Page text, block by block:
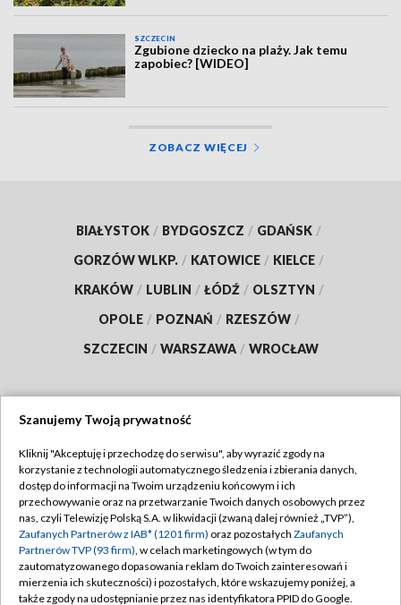
SZCZECIN
Zgubione dziecko na plaży. Jak temu
zapobiec? [WIDEO]
ZOBACZ WIĘCEJ
BIAŁYSTOK / BYDGOSZCZ / GDAŃSK /
GORZÓW WLKP. / KATOWICE / KIELCE /
KRAKÓW / LUBLIN / ŁÓDŹ / OLSZTYN /
OPOLE / POZNAŃ / RZESZÓW /
SZCZECIN / WARSZAWA / WROCŁAW
TVP
Abonament TVP
Emisja w TVP
Centrum informacji TVP
Naziemna Telewizja Cyfrowa
Regulamin TVP
Polityka prywatności
Moje zgody
Pomoc
Szanujemy Twoją prywatność
Kliknij "Akceptuję i przechodzę do serwisu", aby wyrazić zgody na
korzystanie z technologii automatycznego śledzenia i zbierania danych,
dostęp do informacji na Twoim urządzeniu końcowym i ich
przechowywanie oraz na przetwarzanie Twoich danych osobowych przez
nas, czyli Telewizję Polską S.A. w likwidacji (zwaną dalej również „TVP”),
Zaufanych Partnerów z IAB* (1201 firm) oraz pozostałych Zaufanych
Partnerów TVP (93 firm), w celach marketingowych (w tym do
zautomatyzowanego dopasowania reklam do Twoich zainteresowań i
mierzenia ich skuteczności) i pozostałych, które wskazujemy poniżej, a
także zgody na udostępnianie przez nas identyfikatora PPID do Google.